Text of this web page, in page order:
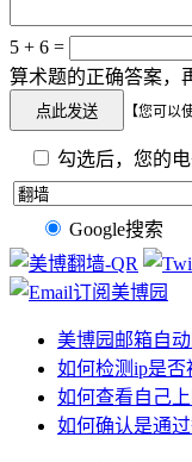
5 + 6 =
算术题的正确答案，
【您可以
勾选后，您的
Google搜索
美博园邮箱自
如何检测ip是否
如何查看自己
如何确认是通